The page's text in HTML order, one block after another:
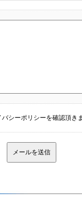
バシーポリシーを確認頂き